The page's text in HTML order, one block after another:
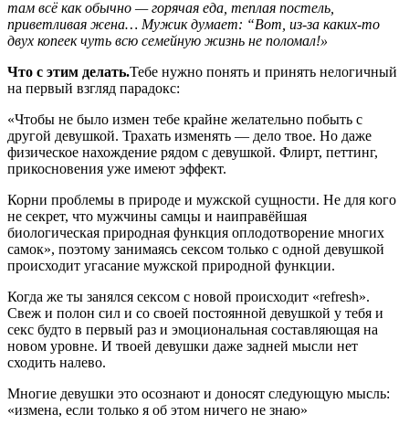
там всё как обычно — горячая еда, теплая постель,
приветливая жена… Мужик думает: “Вот, из-за каких-то
двух копеек чуть всю семейную жизнь не поломал!»
Что с этим делать.Тебе нужно понять и принять нелогичный
на первый взгляд парадокс:
«Чтобы не было измен тебе крайне желательно побыть с
другой девушкой. Трахать изменять — дело твое. Но даже
физическое нахождение рядом с девушкой. Флирт, петтинг,
прикосновения уже имеют эффект.
Корни проблемы в природе и мужской сущности. Не для кого
не секрет, что мужчины самцы и наиправёйшая
биологическая природная функция оплодотворение многих
самок», поэтому занимаясь сексом только с одной девушкой
происходит угасание мужской природной функции.
Когда же ты занялся сексом с новой происходит «refresh».
Свеж и полон сил и со своей постоянной девушкой у тебя и
секс будто в первый раз и эмоциональная составляющая на
новом уровне. И твоей девушки даже задней мысли нет
сходить налево.
Многие девушки это осознают и доносят следующую мысль:
«измена, если только я об этом ничего не знаю»